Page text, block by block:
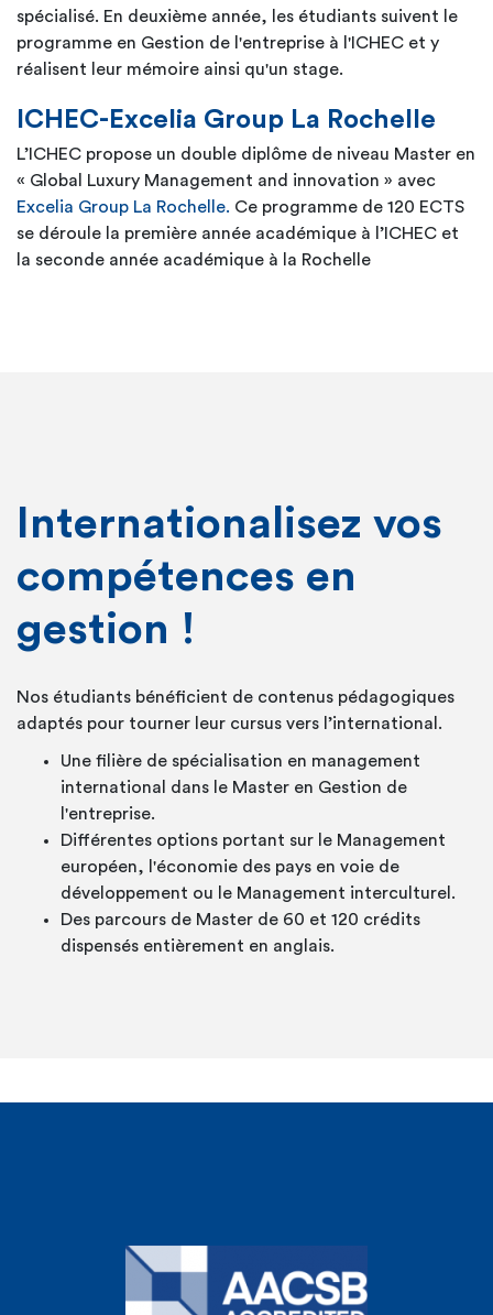
spécialisé. En deuxième année, les étudiants suivent le
programme en Gestion de l'entreprise à l'ICHEC et y
réalisent leur mémoire ainsi qu'un stage.
ICHEC- Excelia Group La Rochelle
L’ICHEC propose un double diplôme de niveau Master en
« Global Luxury Management and innovation » avec
Excelia Group La Rochelle. Ce programme de 120 ECTS
se déroule la première année académique à l’ICHEC et
la seconde année académique à la Rochelle
Internationalisez vos
compétences en
gestion !
Nos étudiants bénéficient de contenus pédagogiques
adaptés pour tourner leur cursus vers l’international.
Une filière de spécialisation en management
international dans le Master en Gestion de
l'entreprise.
Différentes options portant sur le Management
européen, l'économie des pays en voie de
développement ou le Management interculturel.
Des parcours de Master de 60 et 120 crédits
dispensés entièrement en anglais.